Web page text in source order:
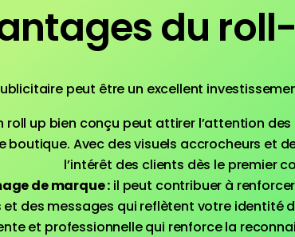
du
peut être un excellent
roll up bien conçu peut attirer l’attention
boutique. Avec des visuels accrocheurs et
l’intérêt des clients dès le premier
de marque : il peut contribuer à
et des messages qui reflètent votre identité
et professionnelle qui renforce la